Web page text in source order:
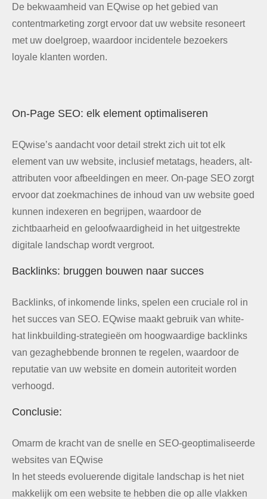
De bekwaamheid van EQwise op het gebied van
contentmarketing zorgt ervoor dat uw website resoneert
met uw doelgroep, waardoor incidentele bezoekers
loyale klanten worden.
On-Page SEO: elk element optimaliseren
EQwise’s aandacht voor detail strekt zich uit tot elk
element van uw website, inclusief metatags, headers, alt-
attributen voor afbeeldingen en meer. On-page SEO zorgt
ervoor dat zoekmachines de inhoud van uw website goed
kunnen indexeren en begrijpen, waardoor de
zichtbaarheid en geloofwaardigheid in het uitgestrekte
digitale landschap wordt vergroot.
Backlinks: bruggen bouwen naar succes
Backlinks, of inkomende links, spelen een cruciale rol in
het succes van SEO. EQwise maakt gebruik van white-
hat linkbuilding-strategieën om hoogwaardige backlinks
van gezaghebbende bronnen te regelen, waardoor de
reputatie van uw website en domein autoriteit worden
verhoogd.
Conclusie:
Omarm de kracht van de snelle en SEO-geoptimaliseerde
websites van EQwise
In het steeds evoluerende digitale landschap is het niet
makkelijk om een ​​website te hebben die op alle vlakken